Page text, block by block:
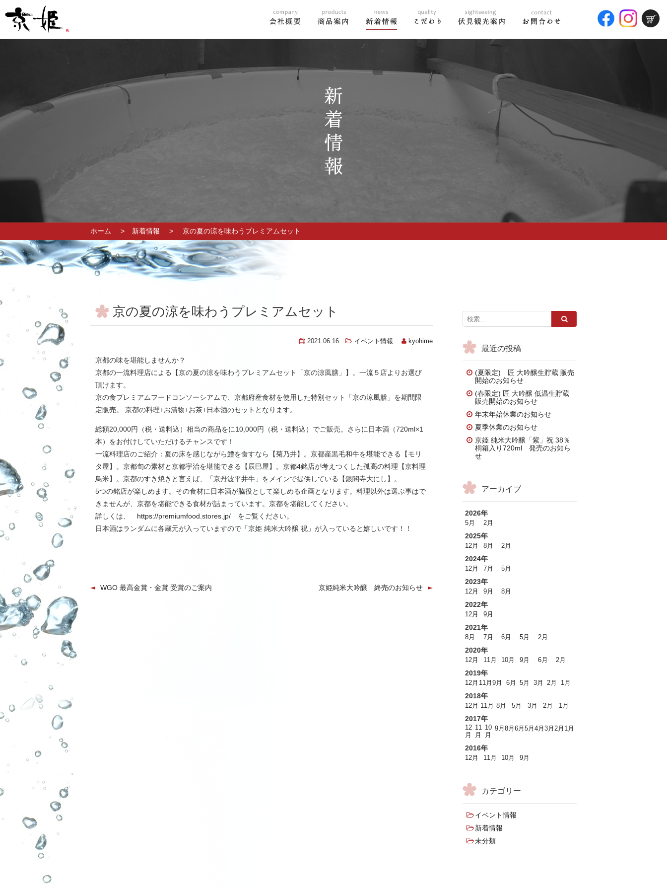
ホーム 新着情報 京の夏の涼を味わうプレミアムセット
京の夏の涼を味わうプレミアムセット
2021.06.16 イベント情報 kyohime
京都の味を堪能しませんか？
京都の一流料理店による【京の夏の涼を味わうプレミアムセット「京の涼風膳」】。一流５店よりお選び
頂けます。
京の食プレミアムフードコンソーシアムで、京都府産食材を使用した特別セット「京の涼風膳」を期間限
定販売。 京都の料理+お漬物+お茶+日本酒のセットとなります。
総額20,000円（税・送料込）相当の商品をに10,000円（税・送料込）でご販売。さらに日本酒（720ml×1
本）をお付けしていただけるチャンスです！
一流料理店のご紹介：夏の床を感じながら鱧を食すなら【菊乃井】。京都産黒毛和牛を堪能できる【モリ
タ屋】。京都旬の素材と京都宇治を堪能できる【辰巳屋】。京都4銘店が考えつくした孤高の料理【京料理
鳥米】。京都のすき焼きと言えば、「京丹波平井牛」をメインで提供している【銀閣寺大にし】。
5つの銘店が楽しめます。その食材に日本酒が脇役として楽しめる企画となります。料理以外は選ぶ事はで
きませんが、京都を堪能できる食材が詰まっています。京都を堪能してください。
詳しくは、 https://premiumfood.stores.jp/ をご覧ください。
日本酒はランダムに各蔵元が入っていますので「京姫 純米大吟醸 祝」が入っていると嬉しいです！！
WGO 最高金賞・金賞 受賞のご案内 京姫純米大吟醸 終売のお知らせ
最近の投稿
(夏限定) 匠 大吟醸生貯蔵 販売
開始のお知らせ
(春限定) 匠 大吟醸 低温生貯蔵
販売開始のお知らせ
年末年始休業のお知らせ
夏季休業のお知らせ
京姫 純米大吟醸「紫」祝 38％
桐箱入り720ml 発売のお知ら
せ
アーカイブ
2026年
5月 2月
2025年
12月 8月 2月
2024年
12月 7月 5月
2023年
12月 9月 8月
2022年
12月 9月
2021年
8月 7月 6月 5月 2月
2020年
12月 11月 10月 9月 6月 2月
2019年
12月 11月 9月 6月 5月 3月 2月 1月
2018年
12月 11月 8月 5月 3月 2月 1月
2017年
12
月
11
月
10
月
9月 8月 6月 5月 4月 3月 2月 1月
2016年
12月 11月 10月 9月
カテゴリー
イベント情報
新着情報
未分類